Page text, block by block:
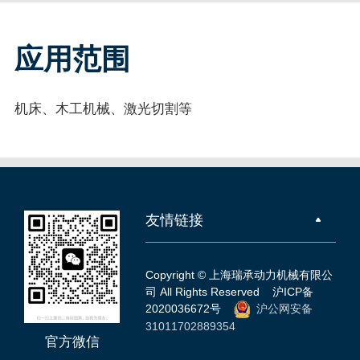
应用范围
机床、木工机械、激光切割等
官方微信
友情链接
Copyright © 上海瑞承动力机械有限公
司 All Rights Reserved沪ICP备
2020036672号
沪公网安备
31011702889354